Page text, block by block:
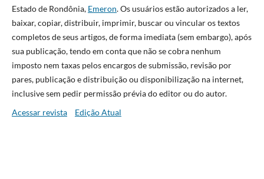
Estado de Rondônia, Emeron. Os usuários estão autorizados a ler,
baixar, copiar, distribuir, imprimir, buscar ou vincular os textos
completos de seus artigos, de forma imediata (sem embargo), após
sua publicação, tendo em conta que não se cobra nenhum
imposto nem taxas pelos encargos de submissão, revisão por
pares, publicação e distribuição ou disponibilização na internet,
inclusive sem pedir permissão prévia do editor ou do autor.
Acessar revista
Edição Atual